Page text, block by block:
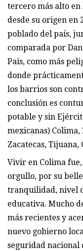
tercero más alto
desde su origen en
poblado del país,
comparada por
País, como más
donde
los barrios son
conclusión es
potable y sin
mexicanas)
Zacatecas, Tijuana,
Vivir en Colima
orgullo, por su
tranquilidad, nivel
educativa. Mucho
más recientes y
nuevo gobierno
seguridad nacional